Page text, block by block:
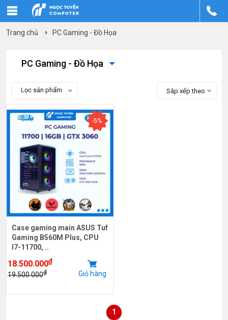
Trang chủ PC Gaming - Đồ Họa
PC Gaming - Đồ Họa
Lọc sản phẩm Sắp xếp theo
-5%
Case gaming main ASUS Tuf
Gaming B560M Plus, CPU
I7-11700, ..
18.500.000₫
19.500.000₫ Giỏ hàng
1